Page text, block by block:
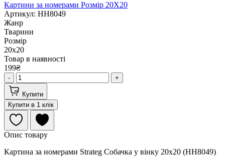
Картини за номерами Розмір 20Х20
Артикул: HH8049
Жанр
Тварини
Розмір
20х20
Товар в наявності
199₴
- +
Купити
Купити в 1 клік
Опис товару
Картина за номерами Strateg Собачка у вінку 20х20 (HH8049)